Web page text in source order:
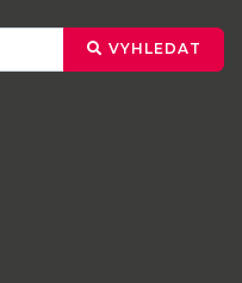
VYHLEDAT